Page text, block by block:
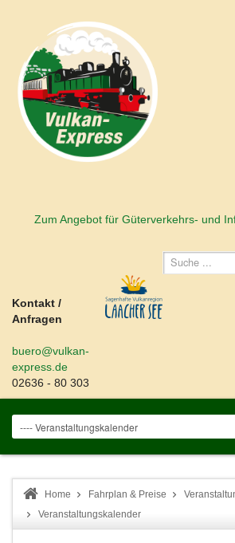
Zum Angebot für Güterverkehrs- und
Kontakt /
Anfragen
buero@vulkan-
express.de
02636 - 80 303
Home Fahrplan & Preise
Veranstaltungskalender